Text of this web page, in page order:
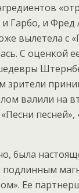
Гарбо, и Фред
вылетела с
С оценкой
зрители
валили на
песней»,
была
подлинным
Ее